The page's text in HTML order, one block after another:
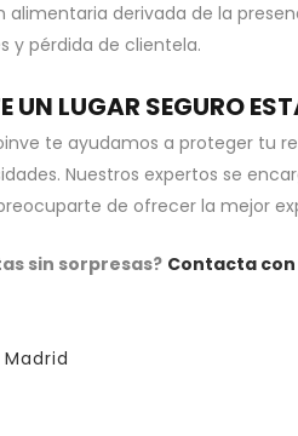
derivada de la
y pérdida de clientela.
UN LUGAR SEGURO
te ayudamos a proteger tu
Nuestros expertos se
de ofrecer la mejor
sin sorpresas? Contacta